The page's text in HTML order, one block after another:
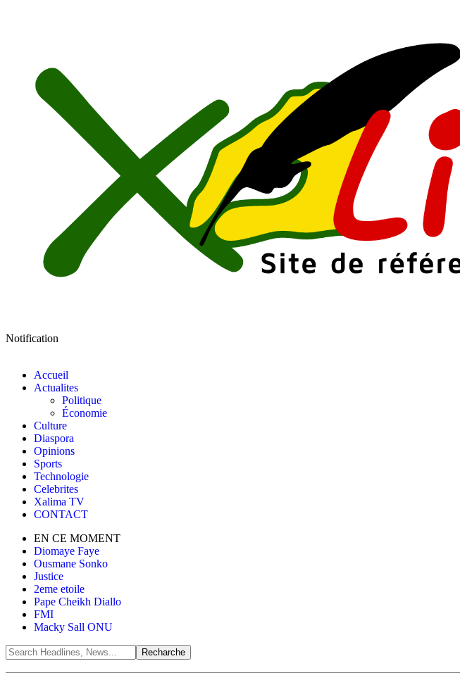
Notification
Accueil
Actualites
Politique
Économie
Culture
Diaspora
Opinions
Sports
Technologie
Celebrites
Xalima TV
CONTACT
EN CE MOMENT
Diomaye Faye
Ousmane Sonko
Justice
2eme etoile
Pape Cheikh Diallo
FMI
Macky Sall ONU